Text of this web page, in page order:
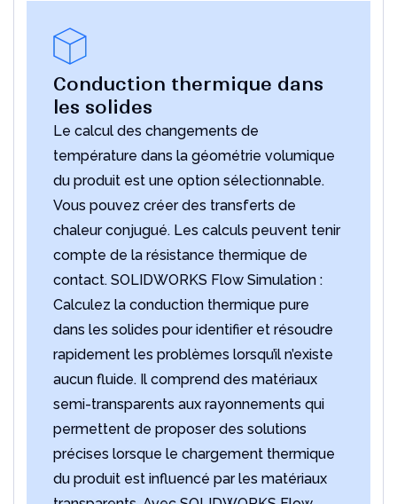
Conduction thermique dans
les solides
Le calcul des changements de
température dans la géométrie volumique
du produit est une option sélectionnable.
Vous pouvez créer des transferts de
chaleur conjugué. Les calculs peuvent tenir
compte de la résistance thermique de
contact. SOLIDWORKS Flow Simulation :
Calculez la conduction thermique pure
dans les solides pour identifier et résoudre
rapidement les problèmes lorsqu’il n’existe
aucun fluide. Il comprend des matériaux
semi-transparents aux rayonnements qui
permettent de proposer des solutions
précises lorsque le chargement thermique
du produit est influencé par les matériaux